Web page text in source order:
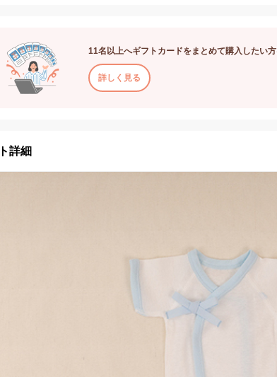
11名以上へギフトカードをまとめて購入したい
詳しく見る
詳細